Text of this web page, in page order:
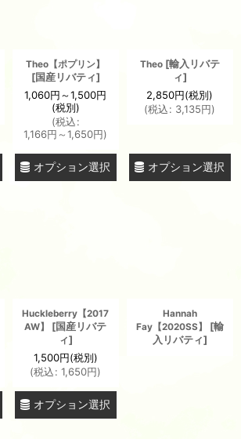
Theo【ポプリン】
[国産リバティ]
1,060円～1,500円
(税別)
(税込:
1,166円 ～1,650円)
オプション選択
Theo [輸入リバテ
ィ]
2,850円(税別)
(税込: 3,135円)
オプション選択
Huckleberry【2017
AW】
[国産リバテ
ィ]
1,500円(税別)
(税込: 1,650円)
オプション選択
Hannah
Fay【2020SS】
[輸
入リバティ]